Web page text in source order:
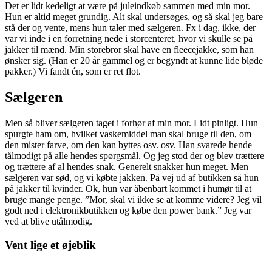
Det er lidt kedeligt at være på juleindkøb sammen med min mor.
Hun er altid meget grundig. Alt skal undersøges, og så skal jeg bare
stå der og vente, mens hun taler med sælgeren. Fx i dag, ikke, der
var vi inde i en forretning nede i storcenteret, hvor vi skulle se på
jakker til mænd. Min storebror skal have en fleecejakke, som han
ønsker sig. (Han er 20 år gammel og er begyndt at kunne lide bløde
pakker.) Vi fandt én, som er ret flot.
Sælgeren
Men så bliver sælgeren taget i forhør af min mor. Lidt pinligt. Hun
spurgte ham om, hvilket vaskemiddel man skal bruge til den, om
den mister farve, om den kan byttes osv. osv. Han svarede hende
tålmodigt på alle hendes spørgsmål. Og jeg stod der og blev trættere
og trættere af al hendes snak. Generelt snakker hun meget. Men
sælgeren var sød, og vi købte jakken. På vej ud af butikken så hun
på jakker til kvinder. Ok, hun var åbenbart kommet i humør til at
bruge mange penge. ”Mor, skal vi ikke se at komme videre? Jeg vil
godt ned i elektronikbutikken og købe den power bank.” Jeg var
ved at blive utålmodig.
Vent lige et øjeblik